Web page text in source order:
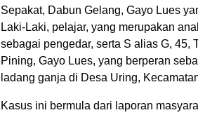
Sepakat, Dabun Gelang, Gayo Lues
Laki-Laki, pelajar, yang merupakan
sebagai pengedar, serta S alias G, 45,
Pining, Gayo Lues, yang berperan
ladang ganja di Desa Uring,
Kasus ini bermula dari laporan